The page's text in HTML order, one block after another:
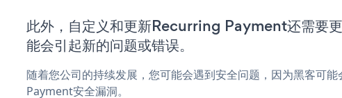
此外，自定义和更新Recurring Payment还需要
能会引起新的问题或错误。
随着您公司的持续发展，您可能会遇到安全问题，因为黑客可
Payment安全漏洞。